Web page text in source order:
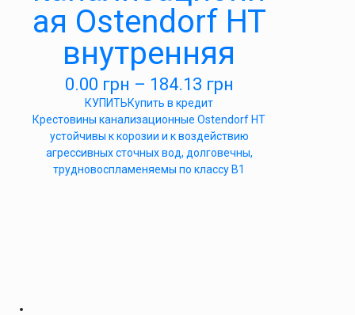
ая Ostendorf HT
внутренняя
0.00 грн – 184.13 грн
КУПИТЬКупить в кредит
Крестовины канализационные Ostendorf HT
устойчивы к корозии и к воздействию
агрессивных сточных вод, долговечны,
трудновоспламеняемы по классу B1